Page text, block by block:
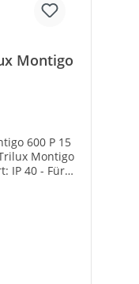
Montigo
600 P 15
Montigo
IP 40 - Für